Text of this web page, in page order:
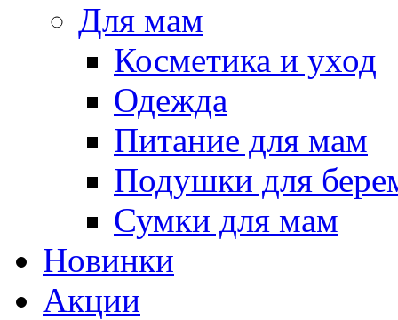
Для мам
Косметика и уход
Одежда
Питание для мам
Подушки для
Сумки для мам
Новинки
Акции